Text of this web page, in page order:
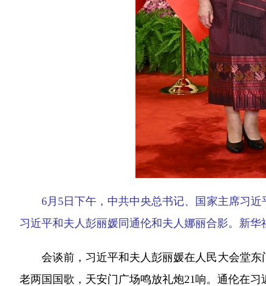
6月5日下午，中共中央总书记、国家主席习
习近平和夫人彭丽媛同通伦和夫人娜丽合影。新华
会谈前，习近平和夫人彭丽媛在人民大会堂东
老两国国歌，天安门广场鸣放礼炮21响。通伦在